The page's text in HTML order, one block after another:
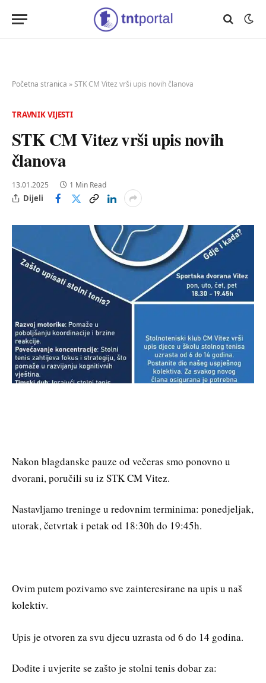
Početna stranica »STK CM Vitez vrši upis novih članova
TRAVNIK VIJESTI
STK CM Vitez vrši upis novih
članova
13.01.2025 1 Min Read
Dijeli
Nakon blagdanske pauze od večeras smo ponovno u
dvorani, poručili su iz STK CM Vitez.
Nastavljamo treninge u redovnim terminima: ponedjeljak,
utorak, četvrtak i petak od 18:30h do 19:45h.
Ovim putem pozivamo sve zainteresirane na upis u naš
kolektiv.
Upis je otvoren za svu djecu uzrasta od 6 do 14 godina.
Dođite i uvjerite se zašto je stolni tenis dobar za: